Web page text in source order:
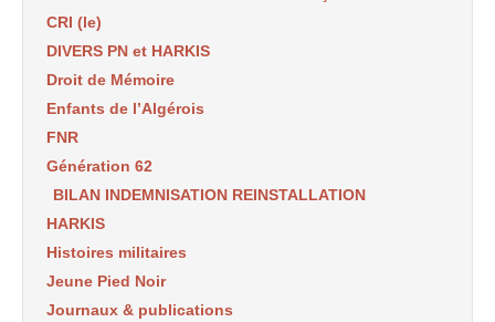
CRI (le)
DIVERS PN et HARKIS
Droit de Mémoire
Enfants de l’Algérois
FNR
Génération 62
BILAN INDEMNISATION REINSTALLATION
HARKIS
Histoires militaires
Jeune Pied Noir
Journaux & publications